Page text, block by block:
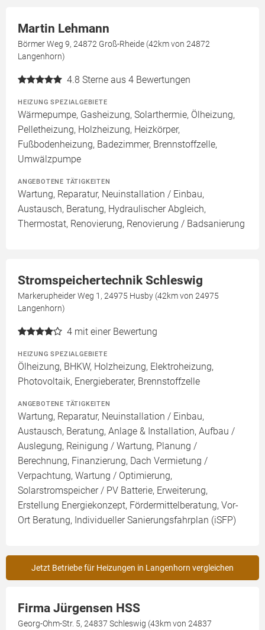
Martin Lehmann
Börmer Weg 9, 24872 Groß-Rheide (42km von 24872
Langenhorn)
4.8 Sterne aus 4 Bewertungen
HEIZUNG SPEZIALGEBIETE
Wärmepumpe, Gasheizung, Solarthermie, Ölheizung,
Pelletheizung, Holzheizung, Heizkörper,
Fußbodenheizung, Badezimmer, Brennstoffzelle,
Umwälzpumpe
ANGEBOTENE TÄTIGKEITEN
Wartung, Reparatur, Neuinstallation / Einbau,
Austausch, Beratung, Hydraulischer Abgleich,
Thermostat, Renovierung, Renovierung / Badsanierung
Stromspeichertechnik Schleswig
Markerupheider Weg 1, 24975 Husby (42km von 24975
Langenhorn)
4 mit einer Bewertung
HEIZUNG SPEZIALGEBIETE
Ölheizung, BHKW, Holzheizung, Elektroheizung,
Photovoltaik, Energieberater, Brennstoffzelle
ANGEBOTENE TÄTIGKEITEN
Wartung, Reparatur, Neuinstallation / Einbau,
Austausch, Beratung, Anlage & Installation, Aufbau /
Auslegung, Reinigung / Wartung, Planung /
Berechnung, Finanzierung, Dach Vermietung /
Verpachtung, Wartung / Optimierung,
Solarstromspeicher / PV Batterie, Erweiterung,
Erstellung Energiekonzept, Fördermittelberatung, Vor-
Ort Beratung, Individueller Sanierungsfahrplan (iSFP)
Jetzt Betriebe für Heizungen in Langenhorn vergleichen
Firma Jürgensen HSS
Georg-Ohm-Str. 5, 24837 Schleswig (43km von 24837